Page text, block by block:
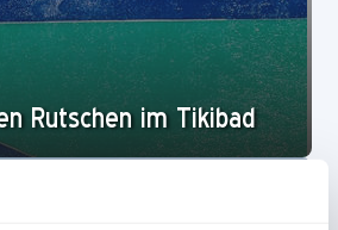
Rutschen im Tikibad